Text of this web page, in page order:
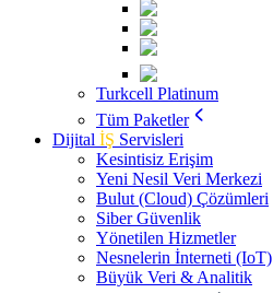
Turkcell Platinum
Tüm Paketler
Dijital İŞ Servisleri
Kesintisiz Erişim
Yeni Nesil Veri Merkezi
Bulut (Cloud) Çözümleri
Siber Güvenlik
Yönetilen Hizmetler
Nesnelerin İnterneti (IoT)
Büyük Veri & Analitik